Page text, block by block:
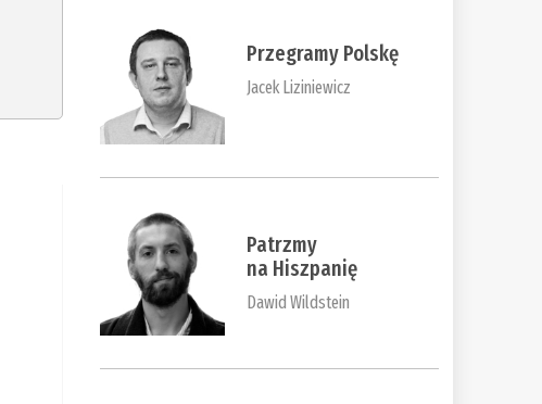
Przegramy Polskę
Jacek Liziniewicz
Patrzmy
na Hiszpanię
Dawid Wildstein